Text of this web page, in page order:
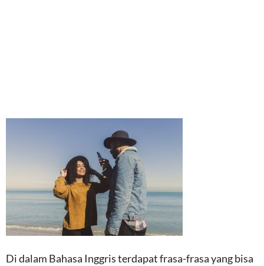
Di dalam Bahasa Inggris terdapat frasa-frasa yang bisa